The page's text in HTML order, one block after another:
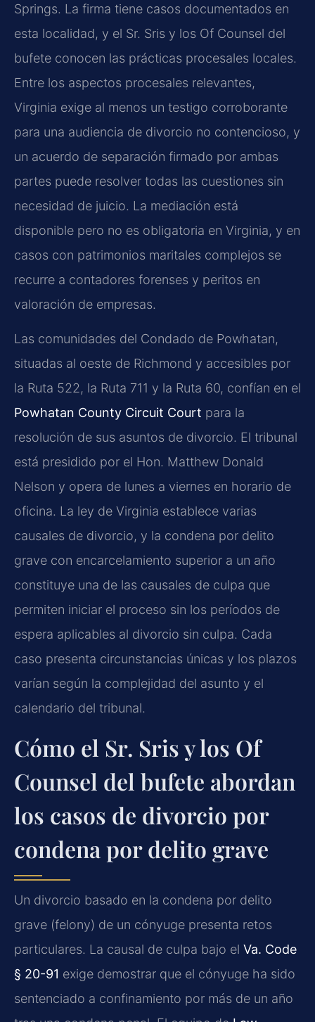
Springs. La firma tiene casos documentados en
esta localidad, y el Sr. Sris y los Of Counsel del
bufete conocen las prácticas procesales locales.
Entre los aspectos procesales relevantes,
Virginia exige al menos un testigo corroborante
para una audiencia de divorcio no contencioso, y
un acuerdo de separación firmado por ambas
partes puede resolver todas las cuestiones sin
necesidad de juicio. La mediación está
disponible pero no es obligatoria en Virginia, y en
casos con patrimonios maritales complejos se
recurre a contadores forenses y peritos en
valoración de empresas.
Las comunidades del Condado de Powhatan,
situadas al oeste de Richmond y accesibles por
la Ruta 522, la Ruta 711 y la Ruta 60, confían en el
Powhatan County Circuit Court para la
resolución de sus asuntos de divorcio. El tribunal
está presidido por el Hon. Matthew Donald
Nelson y opera de lunes a viernes en horario de
oficina. La ley de Virginia establece varias
causales de divorcio, y la condena por delito
grave con encarcelamiento superior a un año
constituye una de las causales de culpa que
permiten iniciar el proceso sin los períodos de
espera aplicables al divorcio sin culpa. Cada
caso presenta circunstancias únicas y los plazos
varían según la complejidad del asunto y el
calendario del tribunal.
Cómo el Sr. Sris y los Of
Counsel del bufete abordan
los casos de divorcio por
condena por delito grave
Un divorcio basado en la condena por delito
grave (felony) de un cónyuge presenta retos
particulares. La causal de culpa bajo el Va. Code
§ 20-91 exige demostrar que el cónyuge ha sido
sentenciado a confinamiento por más de un año